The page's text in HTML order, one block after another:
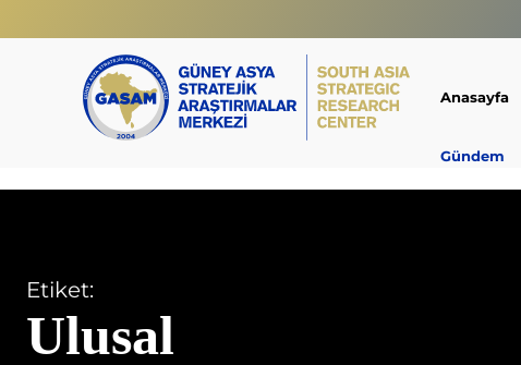
Anasayfa
Gündem
Etiket:
Ulusal